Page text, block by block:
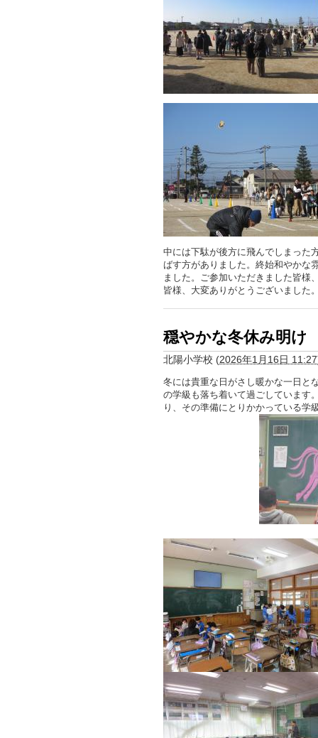
中には下駄が後方に飛んでしまった
ばす方がありました。終始和やかな
ました。ご参加いただきました皆様
皆様、大変ありがとうございました
穏やかな冬休み明け
北陽小学校 (2026年1月16日 11:27
冬には貴重な日がさし暖かな一日と
の学級も落ち着いて過ごしています
り、その準備にとりかかっている学